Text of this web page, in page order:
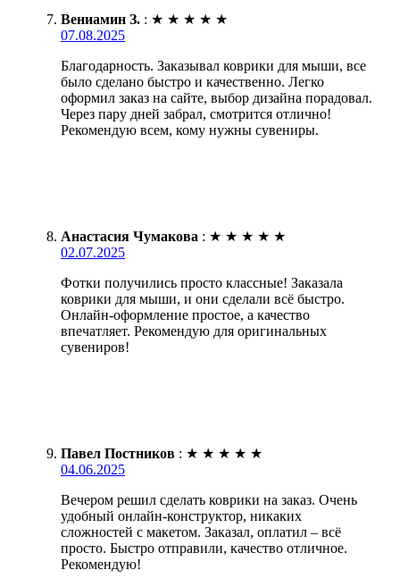
Вениамин З. : ★ ★ ★ ★ ★
07.08.2025
Благодарность. Заказывал коврики для мыши, все
было сделано быстро и качественно. Легко
оформил заказ на сайте, выбор дизайна порадовал.
Через пару дней забрал, смотрится отлично!
Рекомендую всем, кому нужны сувениры.
Анастасия Чумакова : ★ ★ ★ ★ ★
02.07.2025
Фотки получились просто классные! Заказала
коврики для мыши, и они сделали всё быстро.
Онлайн-оформление простое, а качество
впечатляет. Рекомендую для оригинальных
сувениров!
Павел Постников : ★ ★ ★ ★ ★
04.06.2025
Вечером решил сделать коврики на заказ. Очень
удобный онлайн-конструктор, никаких
сложностей с макетом. Заказал, оплатил – всё
просто. Быстро отправили, качество отличное.
Рекомендую!